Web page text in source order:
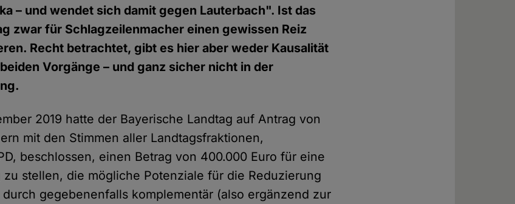
– und wendet sich damit gegen Lauterbach". Ist das
zwar für Schlagzeilenmacher einen gewissen Reiz
Recht betrachtet, gibt es hier aber weder Kausalität
Vorgänge – und ganz sicher nicht in der
2019 hatte der Bayerische Landtag auf Antrag von
mit den Stimmen aller Landtagsfraktionen,
beschlossen, einen Betrag von 400.000 Euro für eine
stellen, die mögliche Potenziale für die Reduzierung
gegebenenfalls komplementär (also ergänzend zur